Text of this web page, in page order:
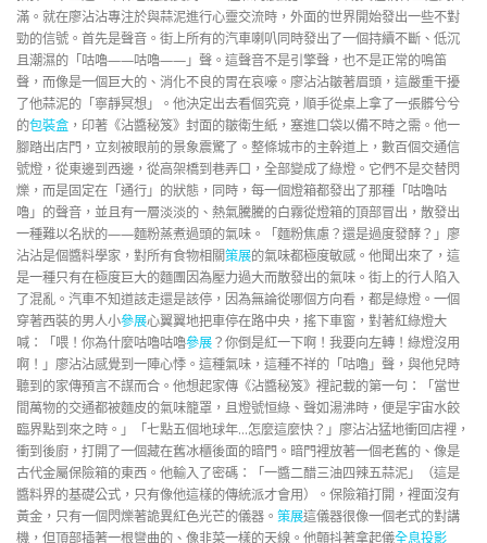
滿。就在廖沾沾專注於與蒜泥進行心靈交流時，外面的世界開始發出一些不對
勁的信號。首先是聲音。街上所有的汽車喇叭同時發出了一個持續不斷、低沉
且潮濕的「咕嚕——咕嚕——」聲。這聲音不是引擎聲，也不是正常的鳴笛
聲，而像是一個巨大的、消化不良的胃在哀嚎。廖沾沾皺著眉頭，這嚴重干擾
了他蒜泥的「寧靜冥想」。他決定出去看個究竟，順手從桌上拿了一張髒兮兮
的包裝盒 ，印著《沾醬秘笈》封面的皺衛生紙，塞進口袋以備不時之需。他一
腳踏出店門，立刻被眼前的景象震驚了。整條城市的主幹道上，數百個交通信
號燈，從東邊到西邊，從高架橋到巷弄口，全部變成了綠燈。它們不是交替閃
爍，而是固定在「通行」的狀態，同時，每一個燈箱都發出了那種「咕嚕咕
嚕」的聲音，並且有一層淡淡的、熱氣騰騰的白霧從燈箱的頂部冒出，散發出
一種難以名狀的——麵粉蒸煮過頭的氣味。「麵粉焦慮？還是過度發酵？」廖
沾沾是個醬料學家，對所有食物相關策展的氣味都極度敏感。他聞出來了，這
是一種只有在極度巨大的麵團因為壓力過大而散發出的氣味。街上的行人陷入
了混亂。汽車不知道該走還是該停，因為無論從哪個方向看，都是綠燈。一個
穿著西裝的男人小參展心翼翼地把車停在路中央，搖下車窗，對著紅綠燈大
喊：「喂！你為什麼咕嚕咕嚕參展？你倒是紅一下啊！我要向左轉！綠燈沒用
啊！」廖沾沾感覺到一陣心悸。這種氣味，這種不祥的「咕嚕」聲，與他兒時
聽到的家傳預言不謀而合。他想起家傳《沾醬秘笈》裡記載的第一句：「當世
間萬物的交通都被麵皮的氣味籠罩，且燈號恒綠、聲如湯沸時，便是宇宙水餃
臨界點到來之時。」「七點五個地球年…怎麼這麼快？」廖沾沾猛地衝回店裡，
衝到後廚，打開了一個藏在舊冰櫃後面的暗門。暗門裡放著一個老舊的、像是
古代金屬保險箱的東西。他輸入了密碼：「一醬二醋三油四辣五蒜泥」（這是
醬料界的基礎公式，只有像他這樣的傳統派才會用）。保險箱打開，裡面沒有
黃金，只有一個閃爍著詭異紅色光芒的儀器。 策展這儀器很像一個老式的對講
機，但頂部插著一根彎曲的、像韭菜一樣的天線。他顫抖著拿起儀全息投影